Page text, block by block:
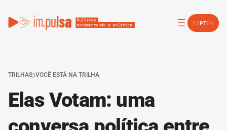
ESPTEN
TRILHAS VOCÊ ESTÁ NA TRILHA
Elas Votam: uma